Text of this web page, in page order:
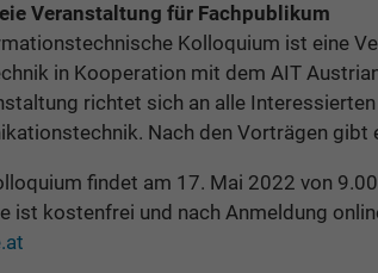
Veranstaltung für Fachpublikum
Kolloquium ist eine
in Kooperation mit dem AIT
richtet sich an alle
Nach den Vorträgen gibt
findet am 17. Mai 2022 von
ist kostenfrei und nach Anmeldung